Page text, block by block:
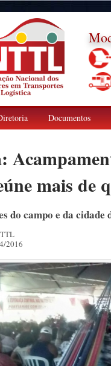
Documentos
mais de
do campo e da cidade
2016